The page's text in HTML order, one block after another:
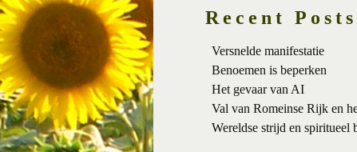
Recent Posts
Versnelde manifestatie
Benoemen is beperken
Het gevaar van AI
Val van Romeinse Rijk en
Wereldse strijd en spiritueel